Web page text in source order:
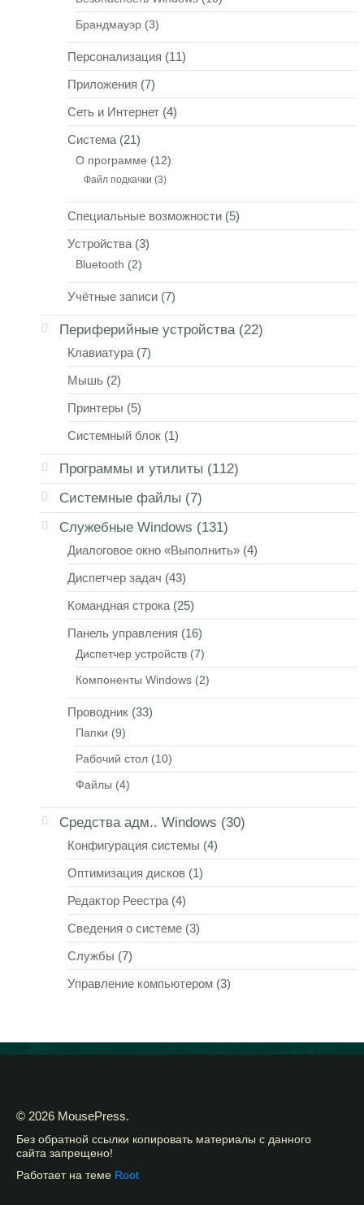
Брандмауэр (3)
Персонализация (11)
Приложения (7)
Сеть и Интернет (4)
Система (21)
О программе (12)
Файл подкачки (3)
Специальные возможности (5)
Устройства (3)
Bluetooth (2)
Учётные записи (7)
Периферийные устройства(22)
Клавиатура (7)
Мышь (2)
Принтеры (5)
Системный блок (1)
Программы и утилиты (112)
Системные файлы (7)
Служебные Windows (131)
Диалоговое окно «Выполнить» (4)
Диспетчер задач (43)
Командная строка (25)
Панель управления (16)
Диспетчер устройств (7)
Компоненты Windows (2)
Проводник (33)
Папки (9)
Рабочий стол (10)
Файлы (4)
Средства адм.. Windows (30)
Конфигурация системы (4)
Оптимизация дисков (1)
Редактор Реестра (4)
Сведения о системе (3)
Службы (7)
Управление компьютером (3)
© 2026 MousePress.
Без обратной ссылки копировать материалы с данного
сайта запрещено!
Работает на теме Root